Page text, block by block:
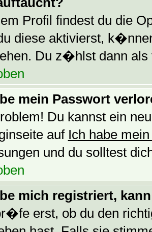
Profil findest du die
diese aktivierst,
Du z�hlst dann als
mein Passwort
Du kannst ein
auf Ich habe
und du solltest
mich registriert,
erst, ob du den